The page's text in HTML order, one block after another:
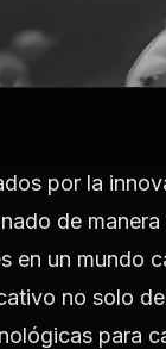
por la
de
en un mundo
no solo
para